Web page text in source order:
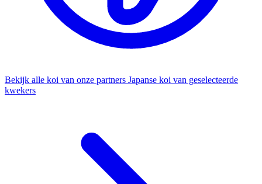
Bekijk alle koi van onze partners Japanse koi van geselecteerde
kwekers